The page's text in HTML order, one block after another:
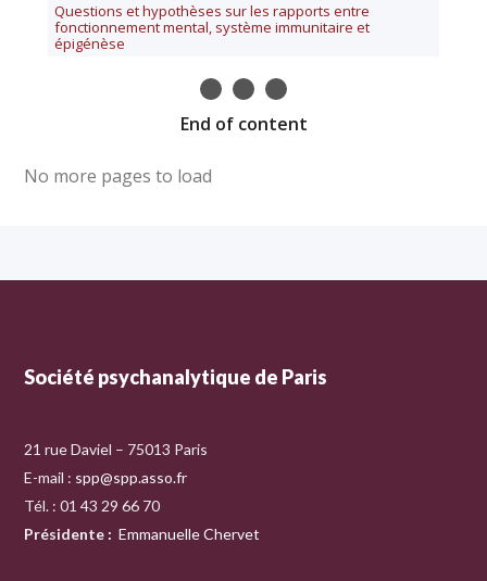
Questions et hypothèses sur les rapports entre
fonctionnement mental, système immunitaire et
épigénèse
End of content
No more pages to load
Société psychanalytique de Paris
21 rue Daviel – 75013 Paris
E-mail : spp@spp.asso.fr
Tél. : 01 43 29 66 70
Présidente : Emmanuelle Chervet